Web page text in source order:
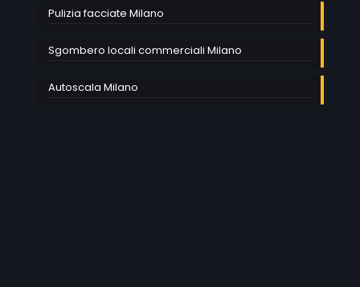
Pulizia facciate Milano
Sgombero locali commerciali Milano
Autoscala Milano